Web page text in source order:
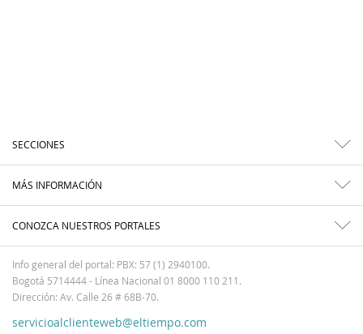
SECCIONES
MÁS INFORMACIÓN
CONOZCA NUESTROS PORTALES
Info general del portal: PBX: 57 (1) 2940100.
Bogotá 5714444 - Línea Nacional 01 8000 110 211.
Dirección: Av. Calle 26 # 68B-70.
servicioalclienteweb@eltiempo.com